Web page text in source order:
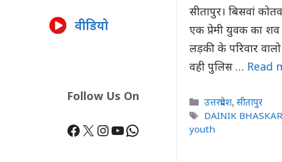
सीतापुर। बिसवां
एक प्रेमी युवक का
लड़की के परिवार
वही पुलिस … Read
Categories
उत्तरप्रदेश,सीतापुर
Tags
DAINIK
youth
वीडियो
Follow Us On
Facebook
X Instagram
YouTube
WhatsApp